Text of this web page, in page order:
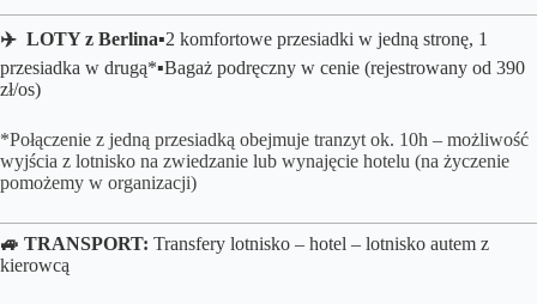
✈️ LOTY z Berlina▪️2 komfortowe przesiadki w jedną stronę, 1
przesiadka w drugą*▪️Bagaż podręczny w cenie (rejestrowany od 390
zł/os)
*Połączenie z jedną przesiadką obejmuje tranzyt ok. 10h – możliwość
wyjścia z lotnisko na zwiedzanie lub wynajęcie hotelu (na życzenie
pomożemy w organizacji)
🚙 TRANSPORT: Transfery lotnisko – hotel – lotnisko autem z
kierowcą